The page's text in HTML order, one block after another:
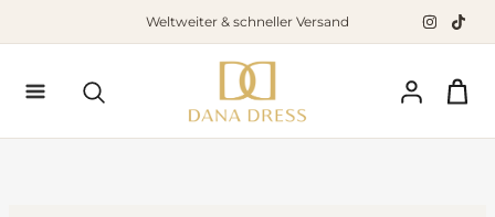
Weltweiter & schneller Versand
Suchen